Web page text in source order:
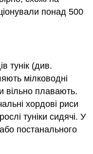
понад 500
тунік (див.
мілководні
вільно плавають.
хордові риси
туніки сидячі. У
постанального